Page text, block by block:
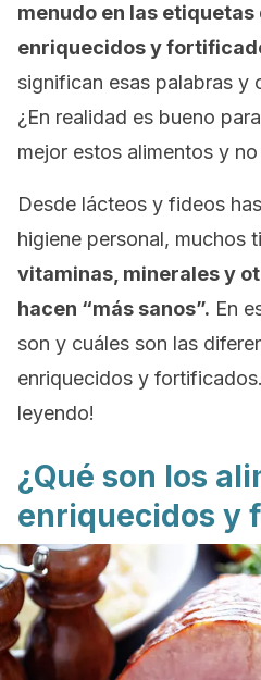
menudo en las
enriquecidos y
significan esas palabras y
¿En realidad es bueno
mejor estos alimentos y
Desde lácteos y fideos
higiene personal, muchos
vitaminas, minerales y
hacen “más sanos”. En
son y cuáles son las
enriquecidos y
leyendo!
¿Qué son los
enriquecidos y